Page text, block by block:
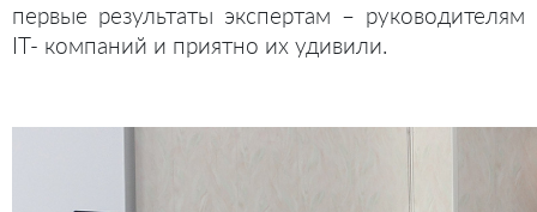
первые результаты экспертам – руководителям
IT- компаний и приятно их удивили.